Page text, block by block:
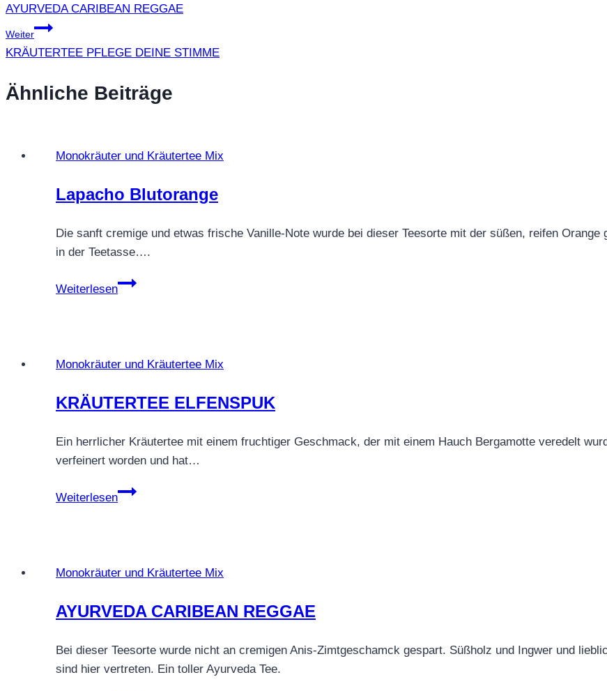
AYURVEDA CARIBEAN REGGAE
Weiter
KRÄUTERTEE PFLEGE DEINE STIMME
Ähnliche Beiträge
Monokräuter und Kräutertee Mix
Lapacho Blutorange
Die sanft cremige und etwas frische Vanille-Note wurde bei dieser Teesorte mit der süßen, reifen
in der Teetasse….
Weiterlesen
Lapacho
Monokräuter und Kräutertee Mix
KRÄUTERTEE ELFENSPUK
Ein herrlicher Kräutertee mit einem fruchtiger Geschmack, der mit einem Hauch Bergamotte veredelt
verfeinert worden und hat…
Weiterlesen
KRÄUTERTEE
Monokräuter und Kräutertee Mix
AYURVEDA CARIBEAN REGGAE
Bei dieser Teesorte wurde nicht an cremigen Anis-Zimtgeschamck gespart. Süßholz und Ingwer und
sind hier vertreten. Ein toller Ayurveda Tee.